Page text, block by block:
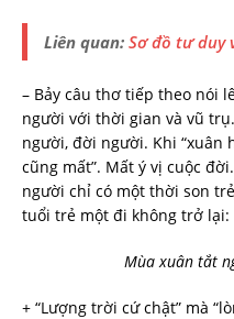
Liên quan: Sơ đồ tư duy
– Bảy câu thơ tiếp theo nói
người với thời gian và vũ
người, đời người. Khi “xuân
cũng mất”. Mất ý vị cuộc
người chỉ có một thời son
tuổi trẻ một đi không trở lại:
Mùaxuân tắt
+ “Lượng trời cứ chật” mà